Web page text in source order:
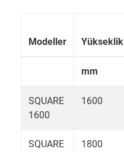
Modeller Yükseklik
mm
SQUARE
1600
1600
SQUARE
1800